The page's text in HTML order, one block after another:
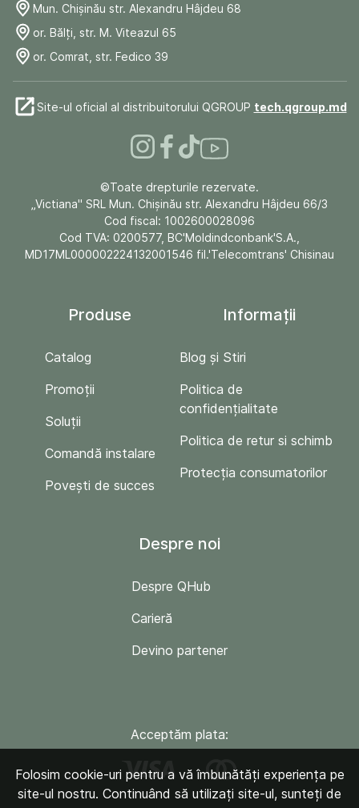
Mun. Chişinău str. Alexandru Hâjdeu 68
or. Bălți, str. M. Viteazul 65
or. Comrat, str. Fedico 39
Site-ul oficial al distribuitorului QGROUP tech.qgroup.md
©Toate drepturile rezervate.
„Victiana" SRL Mun. Chişinău str. Alexandru Hâjdeu 66/3
Cod fiscal: 1002600028096
Cod TVA: 0200577, BC'Moldindconbank'S.A.,
MD17ML000002224132001546 fil.'Telecomtrans' Chisinau
Produse
Catalog
Promoții
Soluții
Comandă instalare
Povești de succes
Informații
Blog și Stiri
Politica de
confidențialitate
Politica de retur si schimb
Protecția consumatorilor
Despre noi
Despre QHub
Carieră
Devino partener
Acceptăm plata:
Folosim cookie-uri pentru a vă îmbunătăți experiența pe
site-ul nostru. Continuând să utilizați site-ul, sunteți de